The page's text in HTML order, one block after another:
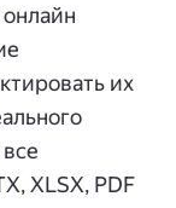
их
XLSX, PDF